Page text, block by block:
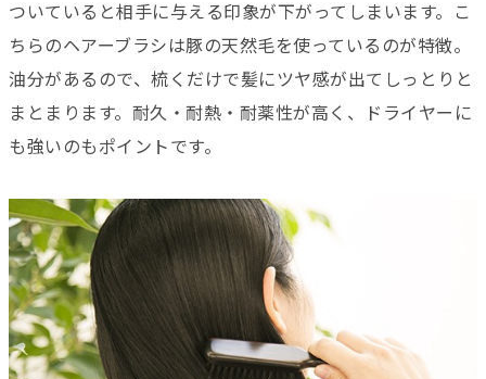
ついていると相手に与える印象が下がってしまいます。こ
ちらのヘアーブラシは豚の天然毛を使っているのが特徴。
油分があるので、梳くだけで髪にツヤ感が出てしっとりと
まとまります。耐久・耐熱・耐薬性が高く、ドライヤーに
も強いのもポイントです。